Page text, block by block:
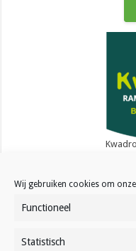
Wij gebruiken cookies om
Functioneel
Statistisch
Contact